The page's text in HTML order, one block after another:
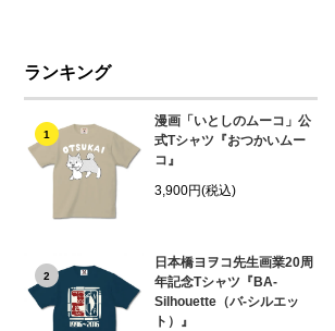
ランキング
1
漫画「いとしのムーコ」公
式Tシャツ『おつかいムー
コ』
3,900円(税込)
2
日本橋ヨヲコ先生画業20周
年記念Tシャツ『BA-
Silhouette（バ-シルエッ
ト）』